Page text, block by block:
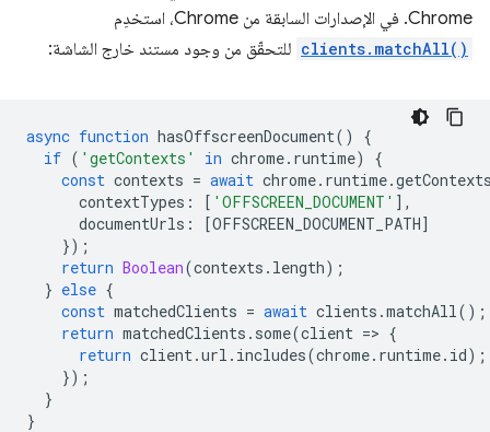
Chrome. في الإصدارات السابقة من Chrome، استخدِم
clients.matchAll() للتحقّق من وجود مستند خارج الشاشة:
async function hasOffscreenDocument()
{
if ( 'getContexts' in chrome. runtime)
{
const contexts = await chrome. runtime.
contextTypes : [ 'OFFSCREEN_DOCUMENT' ],
documentUrls : [OFFSCREEN_DOCUMENT_PATH]
});
return Boolean(contexts . length);
} else {
const matchedClients = await clients .matchAll();
return matchedClients . some(client => {
return client.url . includes(chrome. runtime. id);
});
}
}